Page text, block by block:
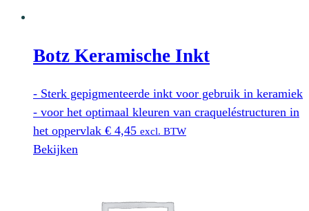
Botz Keramische Inkt
- Sterk gepigmenteerde inkt voor gebruik in keramiek
- voor het optimaal kleuren van craqueléstructuren in
het oppervlak € 4,45 excl. BTW
Bekijken